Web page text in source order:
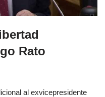
Rato
al exvicepresidente